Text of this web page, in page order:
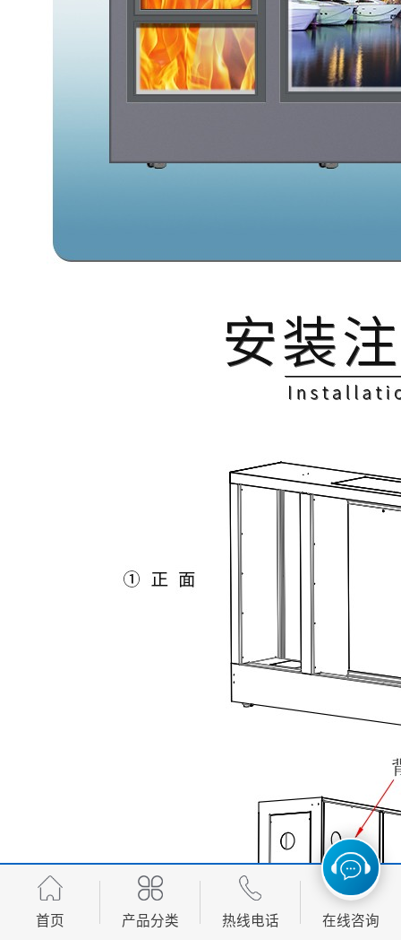
首页 产品分类 热线电话 在线咨询